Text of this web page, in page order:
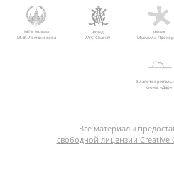
МГУ имени
М.В. Ломоносова
Фонд
AVC Charity
Фонд
Михаила
фонд «Дар»
Все материалы
свободной лицензии Creative